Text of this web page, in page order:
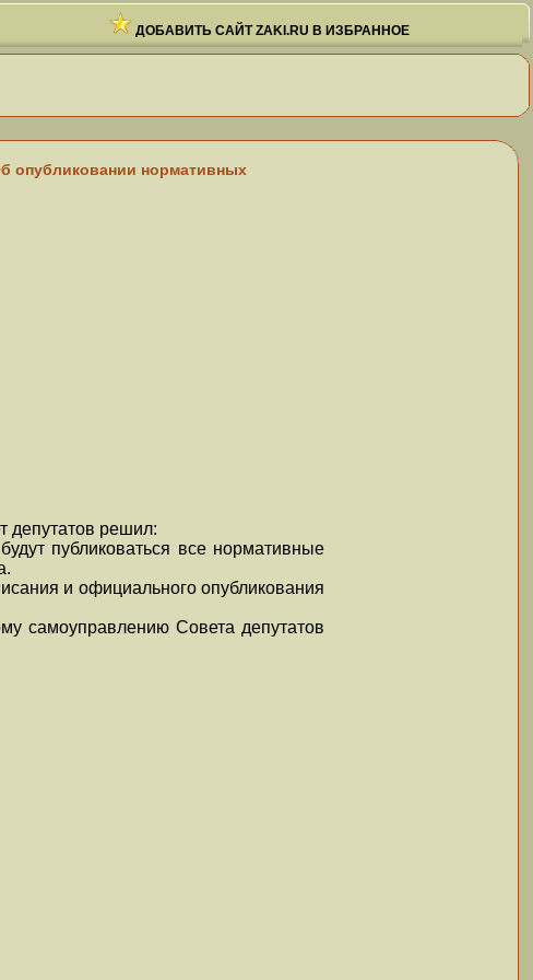
ДОБАВИТЬ САЙТ ZAKI.RU В ИЗБРАННОЕ
опубликовании нормативных
депутатов решил:
публиковаться все нормативные
и официального опубликования
самоуправлению Совета депутатов